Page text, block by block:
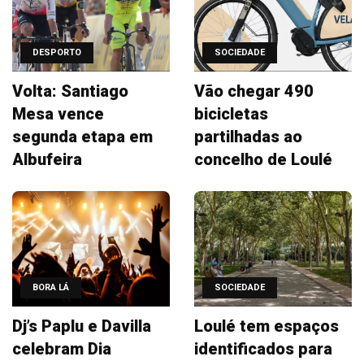
DESPORTO
Volta: Santiago
Mesa vence
segunda etapa em
Albufeira
SOCIEDADE
Vão chegar 490
bicicletas
partilhadas ao
concelho de Loulé
BORA LÁ
Dj’s Paplu e Davilla
celebram Dia
SOCIEDADE
Loulé tem espaços
identificados para